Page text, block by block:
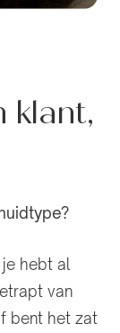
klant,
hebt al
van
bent het zat